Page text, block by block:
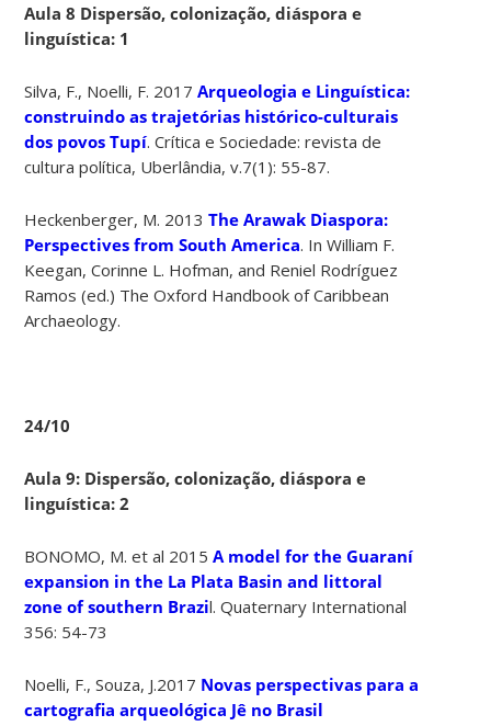
Aula 8 Dispersão, colonização, diáspora e
linguística: 1
Silva, F., Noelli, F. 2017Arqueologia e Linguística:
construindo as trajetórias histórico-culturais
dos povos Tupí. Crítica e Sociedade: revista de
cultura política, Uberlândia, v.7(1): 55-87.
Heckenberger, M. 2013The Arawak Diaspora:
Perspectives from South America. In William F.
Keegan, Corinne L. Hofman, and Reniel Rodríguez
Ramos (ed.) The Oxford Handbook of Caribbean
Archaeology.
24/10
Aula 9: Dispersão, colonização, diáspora e
linguística: 2
BONOMO, M. et al 2015A model for the Guaraní
expansion in the La Plata Basin and littoral
zone of southern Brazil. Quaternary International
356: 54-73
Noelli, F., Souza, J.2017 Novas perspectivas para a
cartografia arqueológica Jê no Brasil